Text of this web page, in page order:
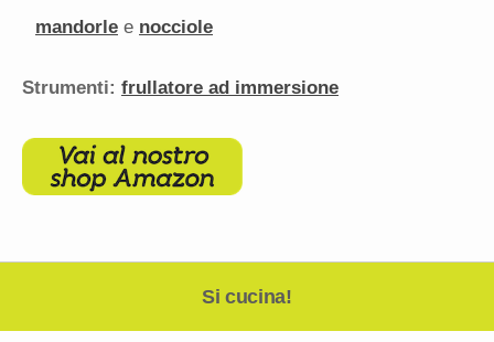
mandorle e nocciole
Strumenti: frullatore ad immersione
Si cucina!